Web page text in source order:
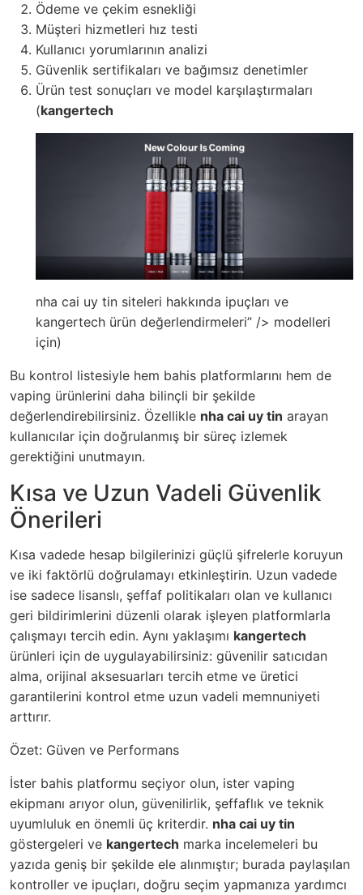
Ödeme ve çekim esnekliği
Müşteri hizmetleri hız testi
Kullanıcı yorumlarının analizi
Güvenlik sertifikaları ve bağımsız denetimler
Ürün test sonuçları ve model karşılaştırmaları
(kangertech
nha cai uy tin siteleri hakkında ipuçları ve
kangertech ürün değerlendirmeleri” /> modelleri
için)
Bu kontrol listesiyle hem bahis platformlarını hem de
vaping ürünlerini daha bilinçli bir şekilde
değerlendirebilirsiniz. Özellikle nha cai uy tin arayan
kullanıcılar için doğrulanmış bir süreç izlemek
gerektiğini unutmayın.
Kısa ve Uzun Vadeli Güvenlik
Önerileri
Kısa vadede hesap bilgilerinizi güçlü şifrelerle koruyun
ve iki faktörlü doğrulamayı etkinleştirin. Uzun vadede
ise sadece lisanslı, şeffaf politikaları olan ve kullanıcı
geri bildirimlerini düzenli olarak işleyen platformlarla
çalışmayı tercih edin. Aynı yaklaşımı kangertech
ürünleri için de uygulayabilirsiniz: güvenilir satıcıdan
alma, orijinal aksesuarları tercih etme ve üretici
garantilerini kontrol etme uzun vadeli memnuniyeti
arttırır.
Özet: Güven ve Performans
İster bahis platformu seçiyor olun, ister vaping
ekipmanı arıyor olun, güvenilirlik, şeffaflık ve teknik
uyumluluk en önemli üç kriterdir. nha cai uy tin
göstergeleri ve kangertech marka incelemeleri bu
yazıda geniş bir şekilde ele alınmıştır; burada paylaşılan
kontroller ve ipuçları, doğru seçim yapmanıza yardımcı